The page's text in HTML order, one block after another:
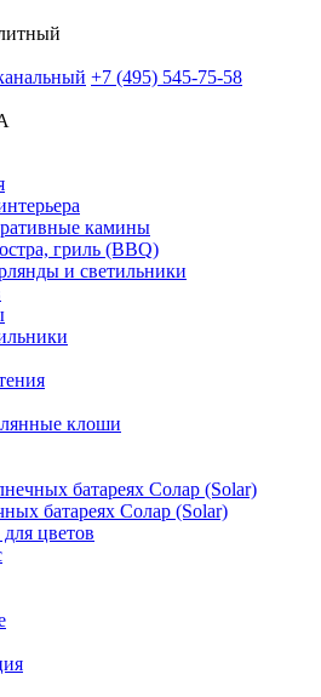
+7 (495) 545-75-58
камины
гриль (BBQ)
и светильники
клоши
батареях Солар (Solar)
батареях Солар (Solar)
цветов